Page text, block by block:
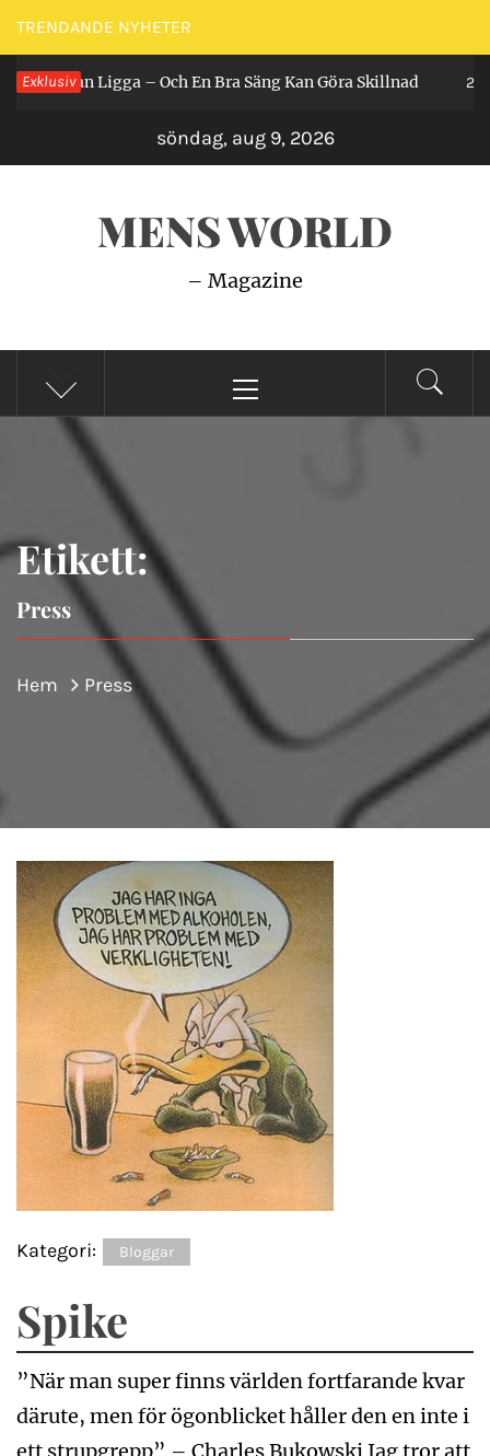
Hoppa
till
innehåll
TRENDANDE NYHETER
Exklusiv
Får Man Ligga – Och En Bra Säng Kan Göra Skillnad 2 år
söndag, aug 9, 2026
MENS WORLD
– Magazine
meny
Etikett:
Press
Hem Press
Kategori: Bloggar
Spike
”När man super finns världen fortfarande kvar
därute, men för ögonblicket håller den en inte i